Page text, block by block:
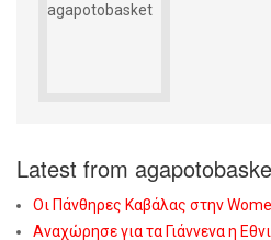
Latest from
Οι Πάνθηρες Καβάλας στην
Αναχώρησε για τα Γιάννενα η